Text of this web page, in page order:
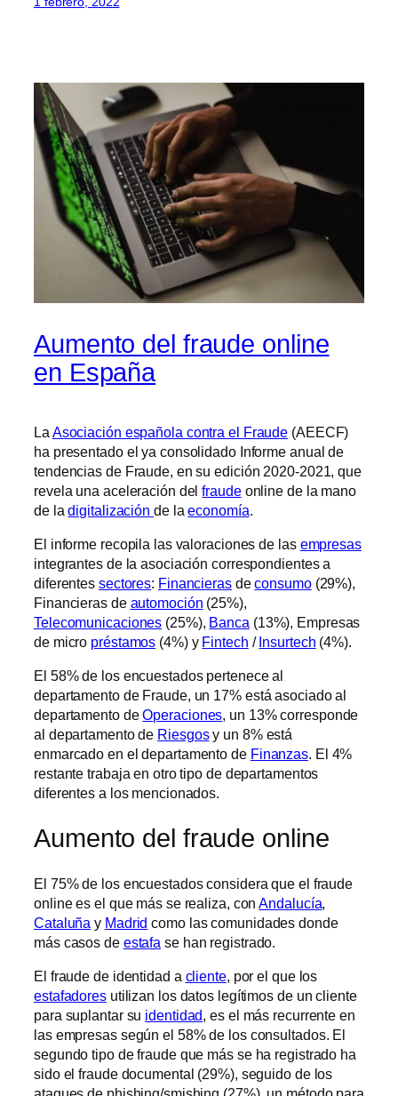
Aumento del fraude online
en España
La Asociación española contra el Fraude (AEECF)
ha presentado el ya consolidado Informe anual de
tendencias de Fraude, en su edición 2020-2021, que
revela una aceleración delfraudeonline de la mano
de ladigitalización de laeconomía.
El informe recopila las valoraciones de las empresas
integrantes de la asociación correspondientes a
diferentes sectores: Financierasdeconsumo(29%),
Financieras de automoción (25%),
Telecomunicaciones (25%), Banca (13%), Empresas
de micro préstamos (4%) y Fintech /Insurtech (4%).
El 58% de los encuestados pertenece al
departamento de Fraude, un 17% está asociado al
departamento deOperaciones, un 13% corresponde
al departamento de Riesgosy un 8% está
enmarcado en el departamento de Finanzas. El 4%
restante trabaja en otro tipo de departamentos
diferentes a los mencionados.
Aumento del fraude online
El 75% de los encuestados considera que el fraude
online es el que más se realiza, con Andalucía
Cataluña y Madrid como las comunidades donde
más casos de estafa se han registrado.
El fraude de identidad a cliente, por el que los
estafadoresutilizan los datos legítimos de un cliente
para suplantar su identidad, es el más recurrente en
las empresas según el 58% de los consultados. El
segundo tipo de fraude que más se ha registrado ha
sido el fraude documental (29%), seguido de los